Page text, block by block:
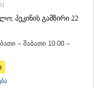
)
, პეკინის გამზირი 22
– შაბათი 10:00 –